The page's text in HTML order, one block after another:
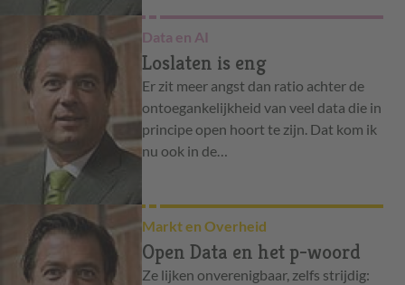
Data en AI
Loslaten is eng
Er zit meer angst dan ratio achter de
ontoegankelijkheid van veel data die in
principe open hoort te zijn. Dat kom ik
nu ook in de…
Markt en Overheid
Open Data en het p-woord
Ze lijken onverenigbaar, zelfs strijdig: